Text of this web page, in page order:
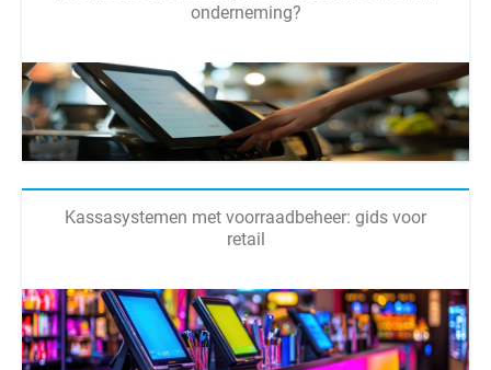
onderneming?
Kassasystemen met voorraadbeheer: gids voor
retail